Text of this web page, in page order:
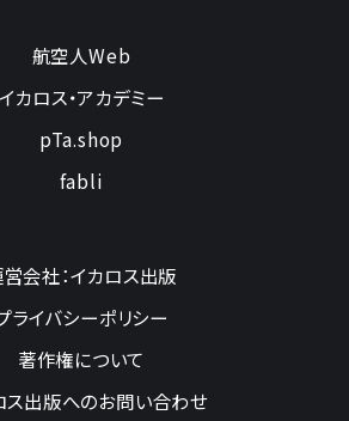
航空人Web
イカロス・アカデミー
pTa.shop
fabli
会社：イカロス出版
ライバシーポリシー
著作権について
ス出版へのお問い合わせ